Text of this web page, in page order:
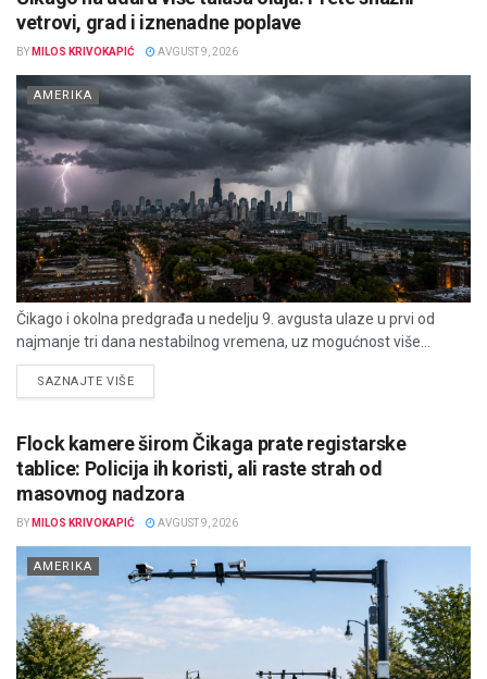
vetrovi, grad i iznenadne poplave
BY MILOS KRIVOKAPIĆ AVGUST 9, 2026
AMERIKA
Čikago i okolna predgrađa u nedelju 9. avgusta ulaze u prvi od
najmanje tri dana nestabilnog vremena, uz mogućnost više...
SAZNAJTE VIŠEDETAILS
Flock kamere širom Čikaga prate registarske
tablice: Policija ih koristi, ali raste strah od
masovnog nadzora
BY MILOS KRIVOKAPIĆ AVGUST 9, 2026
AMERIKA